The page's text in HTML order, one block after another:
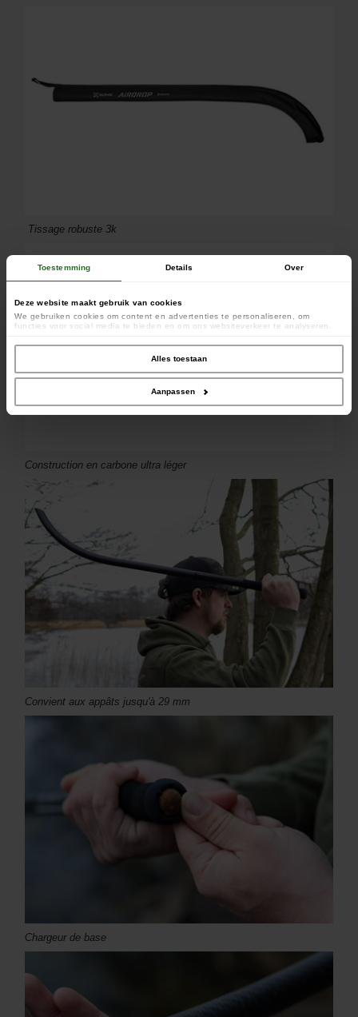
Toestemming Details Over
Deze website maakt gebruik van cookies
We gebruiken cookies om content en advertenties te personaliseren, om
functies voor social media te bieden en om ons websiteverkeer te analyseren.
social media, adverteren en analyse. Deze partners kunnen deze gegevens
combineren met andere informatie die u aan ze heeft verstrekt of die ze hebben
verzameld op basis van uw gebruik van hun services.
Alles toestaan
Aanpassen
Tissage robuste 3k
Construction en carbone ultra léger
Convient aux appâts jusqu'à 29 mm
Chargeur de base